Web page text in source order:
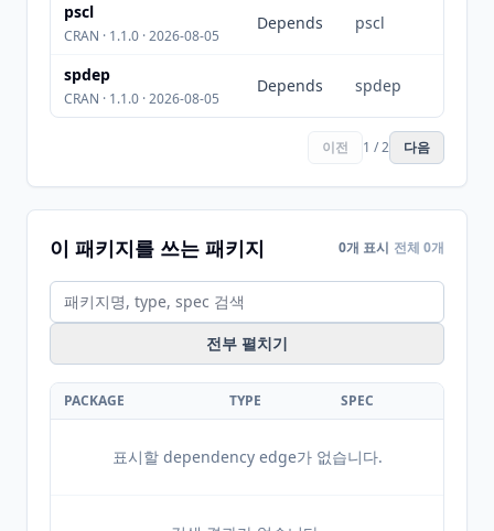
pscl
CRAN · 1.1.0 · 2026-08-05
Depends pscl
spdep
CRAN · 1.1.0 · 2026-08-05
Depends spdep
이전 1 / 2 다음
이 패키지를 쓰는 패키지 0개 표시 전체 0개
전부 펼치기
PACKAGE TYPE SPEC
표시할 dependency edge가 없습니다.